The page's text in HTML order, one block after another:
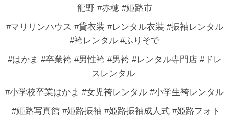
龍野 #赤穂 #姫路市
#マリリンハウス #貸衣装 #レンタル衣装 #振袖レンタル
#袴レンタル #ふりそで
#はかま #卒業袴 #男性袴 #男袴 #レンタル専門店 #ドレ
スレンタル
#小学校卒業はかま #女児袴レンタル #小学生袴レンタル
#姫路写真館 #姫路振袖 #姫路振袖成人式 #姫路フォト